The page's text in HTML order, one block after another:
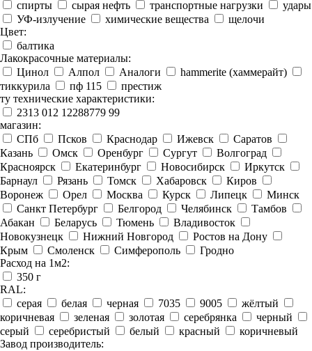
спирты
сырая нефть транспортные нагрузки
удары
УФ-излучение
химические вещества
щелочи
Цвет:
балтика
Лакокрасочные материалы:
Цинол
Алпол Аналоги
hammerite (хаммерайт)
тиккурила
пф 115
престиж
ту технические характеристики:
2313 012 12288779 99
магазин:
СПб
Псков Краснодар Ижевск
Саратов
Казань
Омск Оренбург Сургут
Волгоград
Красноярск
Екатеринбург Новосибирск
Иркутск
Барнаул
Рязань Томск Хабаровск
Киров
Воронеж
Орел Москва Курск Липецк
Минск
Санкт Петербург
Белгород Челябинск
Тамбов
Абакан
Беларусь Тюмень
Владивосток
Новокузнецк
Нижний Новгород
Ростов на Дону
Крым
Смоленск Симферополь
Гродно
Расход на 1м2:
350 г
RAL:
серая
белая черная 7035 9005
жёлтый
коричневая
зеленая золотая серебрянка
черный
серый
серебристый белый красный
коричневый
Завод производитель: